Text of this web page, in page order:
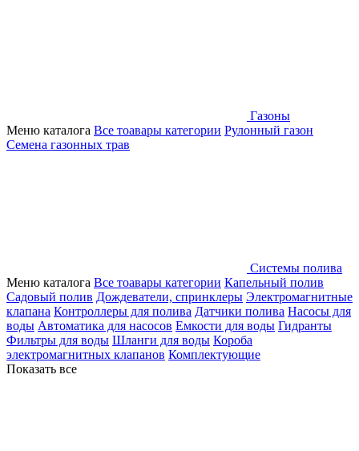
Газоны
Меню каталога Все тоавары категории Рулонный газон
Семена газонных трав
Системы полива
Меню каталога Все тоавары категории Капельный полив
Садовый полив Дождеватели, спринклеры Электромагнитные
клапана Контроллеры для полива Датчики полива Насосы для
воды Автоматика для насосов Емкости для воды Гидранты
Фильтры для воды Шланги для воды Короба
электромагнитных клапанов Комплектующие
Показать все